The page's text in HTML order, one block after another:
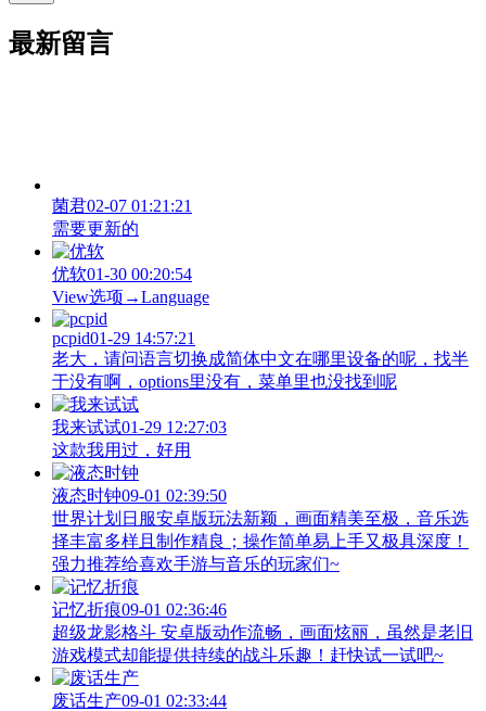
最新留言
菌君02-07 01:21:21
需要更新的
优软01-30 00:20:54
View‌选项→Language
pcpid01-29 14:57:21
老大，请问语言切换成简体中文在哪里设备的呢，找半
于没有啊，options里没有，菜单里也没找到呢
我来试试01-29 12:27:03
这款我用过，好用
液态时钟09-01 02:39:50
世界计划日服安卓版玩法新颖，画面精美至极，音乐选
择丰富多样且制作精良；操作简单易上手又极具深度！
强力推荐给喜欢手游与音乐的玩家们~
记忆折痕09-01 02:36:46
超级龙影格斗 安卓版动作流畅，画面炫丽，虽然是老旧
游戏模式却能提供持续的战斗乐趣！赶快试一试吧~
废话生产09-01 02:33:44